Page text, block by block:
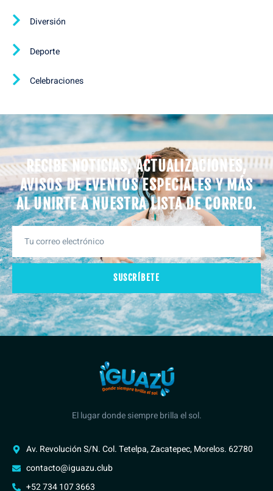
Diversión
Deporte
Celebraciones
RECIBE NOTICIAS, ACTUALIZACIONES,
AVISOS DE EVENTOS ESPECIALES Y MÁS
AL UNIRTE A NUESTRA LISTA DE CORREO.
SUSCRÍBETE
El lugar donde siempre brilla el sol.
Av. Revolución S/N. Col. Tetelpa, Zacatepec, Morelos. 62780
contacto@iguazu.club
+52 734 107 3663